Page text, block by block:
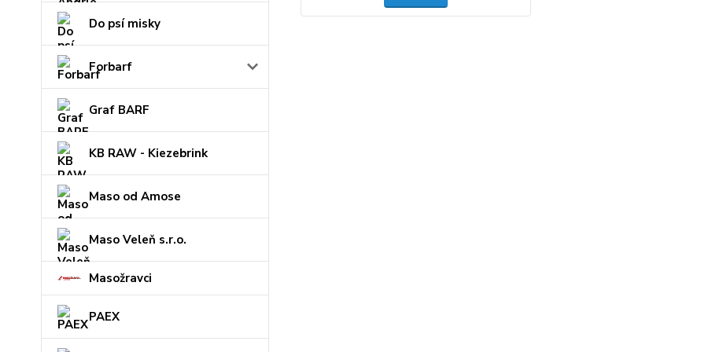
Do psí misky
Forbarf
Graf BARF
KB RAW - Kiezebrink
Maso od Amose
Maso Veleň s.r.o.
Masožravci
PAEX